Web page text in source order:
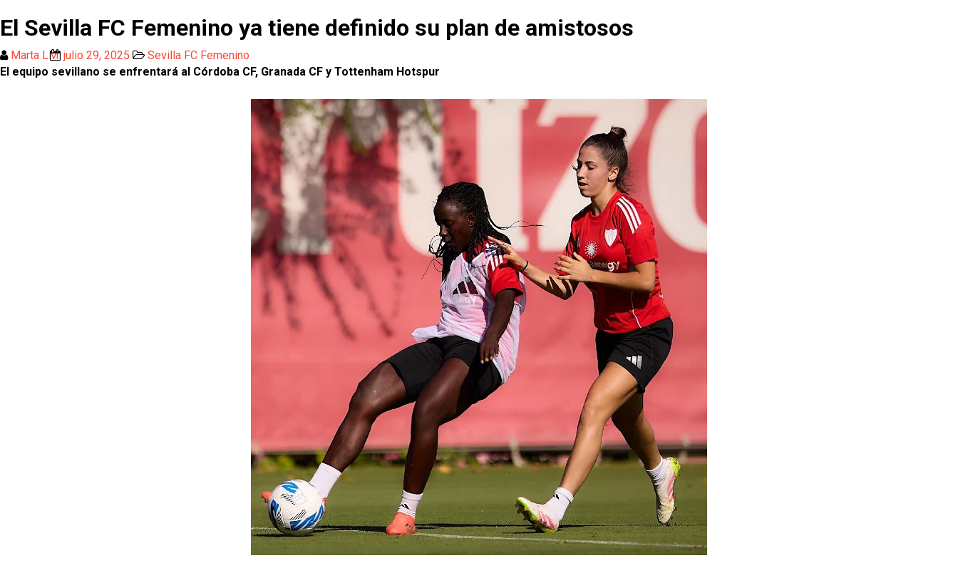
El Sevilla FC Femenino ya tiene definido su plan de amistosos
Marta LM julio 29, 2025
Sevilla FC Femenino
El equipo sevillano se enfrentará al Córdoba CF, Granada CF y Tottenham Hotspur